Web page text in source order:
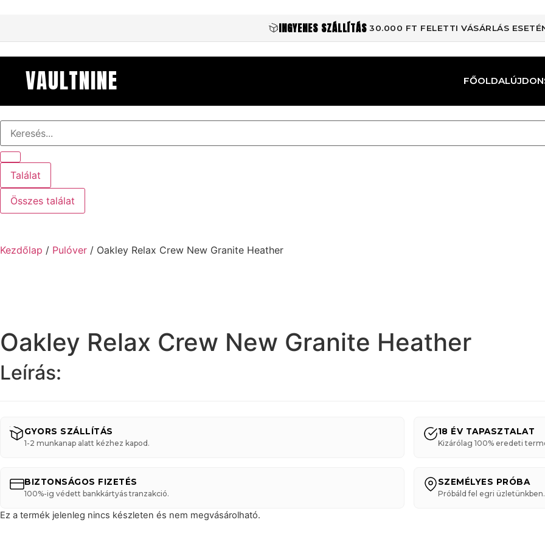
INGYENES SZÁLLÍTÁS 30.000 FT FELETTI VÁSÁRLÁS
VAULTNINE FŐOLDAL
Találat
Összes találat
Kezdőlap / Pulóver / Oakley Relax Crew New Granite Heather
Oakley Relax Crew New Granite Heather
Leírás:
GYORS SZÁLLÍTÁS
1-2 munkanap alatt kézhez kapod.
18 ÉV TAPASZTALAT
Kizárólag 100% eredeti
BIZTONSÁGOS FIZETÉS
100%-ig védett bankkártyás tranzakció.
SZEMÉLYES PRÓBA
Próbáld fel egri üzletünkben.
Ez a termék jelenleg nincs készleten és nem megvásárolható.